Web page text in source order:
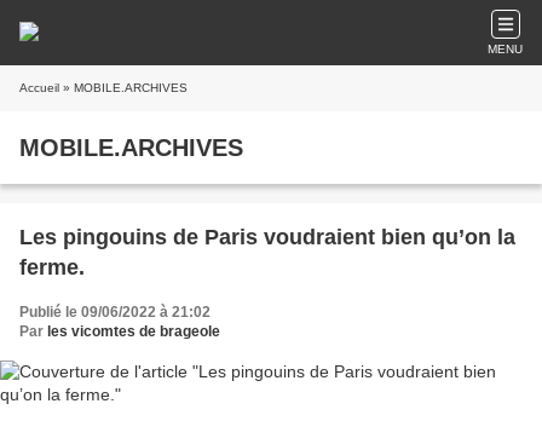
MENU
Accueil » MOBILE.ARCHIVES
MOBILE.ARCHIVES
Les pingouins de Paris voudraient bien qu’on la
ferme.
Publié le 09/06/2022 à 21:02
Par les vicomtes de brageole